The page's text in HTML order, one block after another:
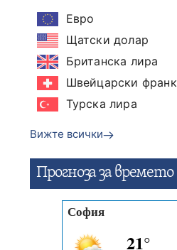
Евро
Щатски долар
Британска лира
Швейцарски франк
Турска лира
Вижте всички
Прогнозa за времето